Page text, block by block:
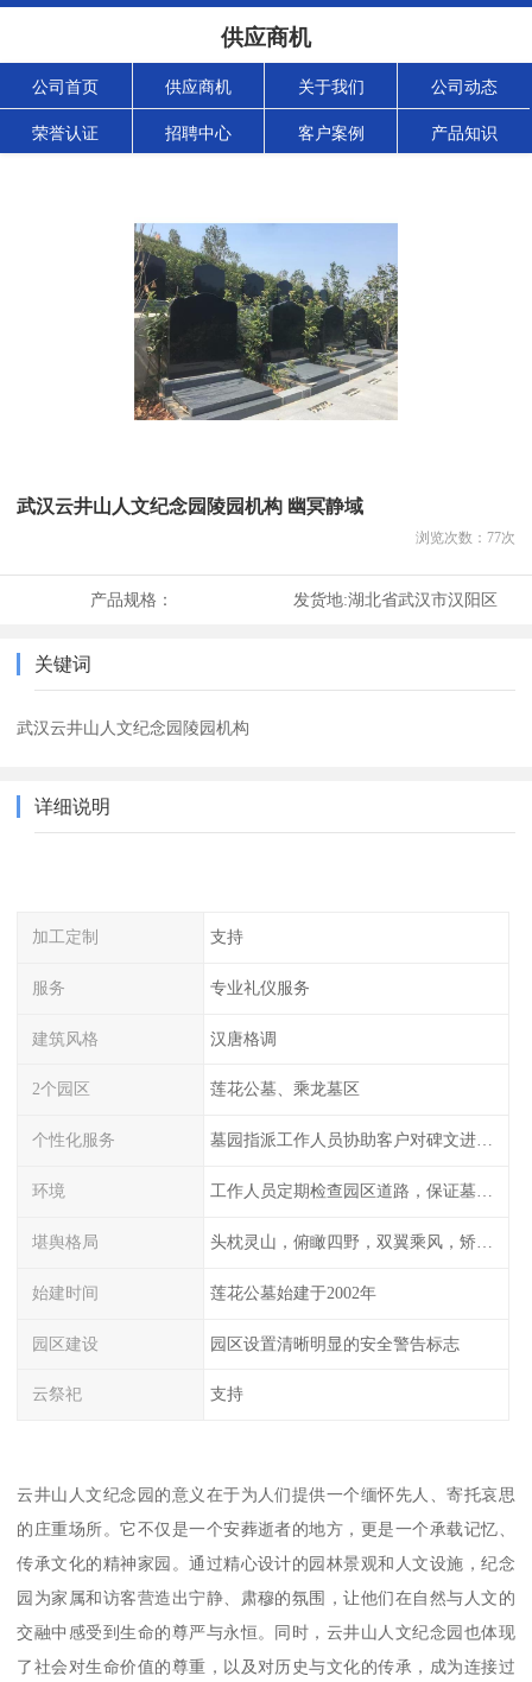
供应商机
公司首页 供应商机 关于我们 公司动态
荣誉认证 招聘中心 客户案例 产品知识
武汉云井山人文纪念园陵园机构 幽冥静域
浏览次数： 77次
产品规格： 发货地:湖北省武汉市汉阳区
关键词
武汉云井山人文纪念园陵园机构
详细说明
加工定制 支持
服务 专业礼仪服务
建筑风格 汉唐格调
2个园区 莲花公墓、乘龙墓区
个性化服务 墓园指派工作人员协助客户对碑文进行描摹
环境 工作人员定期检查园区道路，保证墓园、墓位间的道路便捷、平整
堪舆格局
始建时间 莲花公墓始建于2002年
园区建设 园区设置清晰明显的安全警告标志
云祭祀 支持
云井山人文纪念园的意义在于为人们提供一个缅怀先人、寄托哀思
的庄重场所。它不仅是一个安葬逝者的地方，更是一个承载记忆、
传承文化的精神家园。通过精心设计的园林景观和人文设施，纪念
园为家属和访客营造出宁静、肃穆的氛围，让他们在自然与人文的
交融中感受到生命的尊严与永恒。同时，云井山人文纪念园也体现
了社会对生命价值的尊重，以及对历史与文化的传承，成为连接过